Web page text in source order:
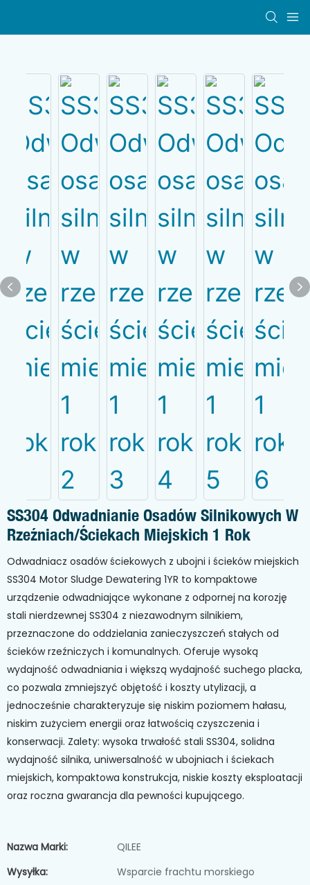
SS304 Odwadnianie Osadów Silnikowych W
Rzeźniach/ściekach Miejskich 1 Rok
Odwadniacz osadów ściekowych z ubojni i ścieków miejskich
SS304 Motor Sludge Dewatering 1YR to kompaktowe
urządzenie odwadniające wykonane z odpornej na korozję
stali nierdzewnej SS304 z niezawodnym silnikiem,
przeznaczone do oddzielania zanieczyszczeń stałych od
ścieków rzeźniczych i komunalnych. Oferuje wysoką
wydajność odwadniania i większą wydajność suchego placka,
co pozwala zmniejszyć objętość i koszty utylizacji, a
jednocześnie charakteryzuje się niskim poziomem hałasu,
niskim zużyciem energii oraz łatwością czyszczenia i
konserwacji. Zalety: wysoka trwałość stali SS304, solidna
wydajność silnika, uniwersalność w ubojniach i ściekach
miejskich, kompaktowa konstrukcja, niskie koszty eksploatacji
oraz roczna gwarancja dla pewności kupującego.
Nazwa Marki:
QILEE
Wysyłka:
Wsparcie frachtu morskiego